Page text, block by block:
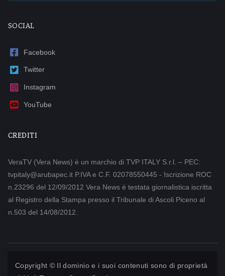
SOCIAL
Facebook
Twitter
Instagram
YouTube
CREDITI
VeraTV (Vera News) è un marchio di TVP ITALY S.r.l. – PEC:
tvpitaly@arubapec.it P.IVA e C.F. 02078550445 - Iscrizione ROC
n.23296 del 12/09/2012 Vera News è testata giornalistica iscritta
al Registro della Stampa presso il Tribunale di Ascoli Piceno al
n.503 del 14/08/2012.
Copyright © Il dominio e i suoi contenuti sono di proprietà